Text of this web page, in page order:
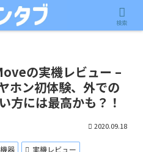
の実機レビュー –
ホン初体験、外での
方には最高かも？！
2020.09.18
器 実機レビュー
検索